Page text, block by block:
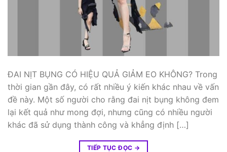
ĐAI NỊT BỤNG CÓ HIỆU QUẢ GIẢM EO KHÔNG? Trong
thời gian gần đây, có rất nhiều ý kiến khác nhau về vấn
đề này. Một số người cho rằng đai nịt bụng không đem
lại kết quả như mong đợi, nhưng cũng có nhiều người
khác đã sử dụng thành công và khẳng định […]
TIẾP TỤC ĐỌC →